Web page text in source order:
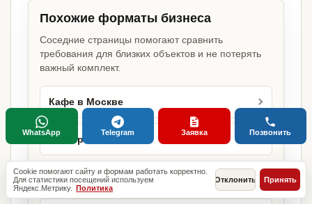
Похожие форматы бизнеса
Соседние страницы помогают сравнить
требования для близких объектов и не потерять
важный комплект.
Кафе в Москве
Ресторан в Москве
Кофейня в Москве
Cookie помогают сайту и формам работать корректно.
Для статистики посещений используем
Яндекс.Метрику. Политика
Отклонить Принять
WhatsApp Telegram Заявка Позвонить